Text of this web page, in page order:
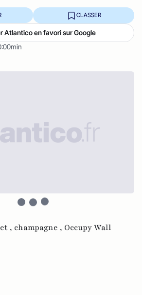
CLASSER
Atlantico en favori sur Google
, champagne , Occupy Wall